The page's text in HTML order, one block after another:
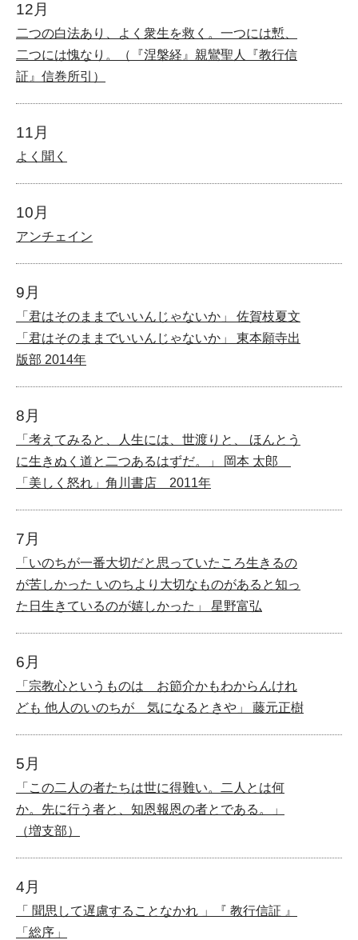
12月
二つの白法あり、よく衆生を救く。一つには慙、
二つには愧なり。（『涅槃経』親鸞聖人『教行信
証』信巻所引）
11月
よく聞く
10月
アンチェイン
9月
「君はそのままでいいんじゃないか」 佐賀枝夏文
「君はそのままでいいんじゃないか」 東本願寺出
版部 2014年
8月
「考えてみると、人生には、世渡りと、 ほんとう
に生きぬく道と二つあるはずだ。」 岡本 太郎
「美しく怒れ」角川書店 2011年
7月
「いのちが一番大切だと思っていたころ生きるの
が苦しかった いのちより大切なものがあると知っ
た日生きているのが嬉しかった」 星野富弘
6月
「宗教心というものは お節介かもわからんけれ
ども 他人のいのちが 気になるときや」 藤元正樹
5月
「この二人の者たちは世に得難い。二人とは何
か。先に行う者と、知恩報恩の者とである。」
（増支部）
4月
「 聞思して遅慮することなかれ 」『 教行信証 』
「総序」